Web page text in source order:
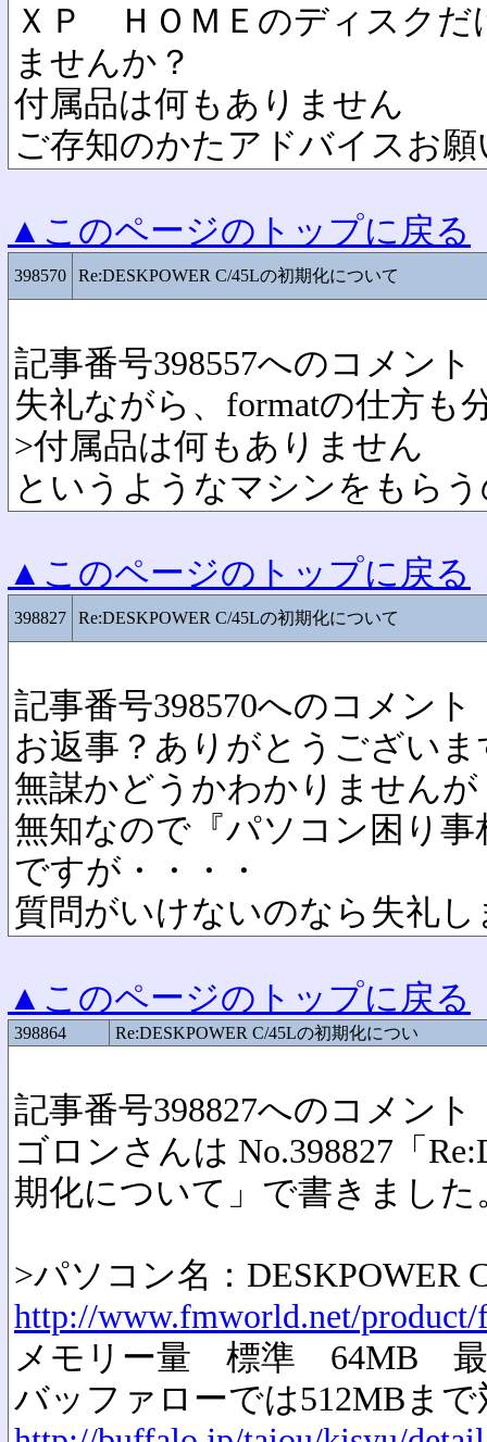
ＸＰ ＨＯＭＥのディスクだ
ませんか？
付属品は何もありません
ご存知のかたアドバイスお
▲このページのトップに戻る
398570 Re:DESKPOWER C/45Lの初期化について
記事番号398557へのコメント
失礼ながら、formatの仕方も
>付属品は何もありません
というようなマシンをもら
▲このページのトップに戻る
398827 Re:DESKPOWER C/45Lの初期化について
記事番号398570へのコメント
お返事？ありがとうございま
無謀かどうかわかりませんが
無知なので『パソコン困り
ですが・・・・
質問がいけないのなら失礼し
▲このページのトップに戻る
398864 Re:DESKPOWER C/45Lの初期化につい
記事番号398827へのコメント
ゴロンさんは No.398827「
期化について」で書きました
>パソコン名：DESKPOWER
http://www.fmworld.net/
メモリー量 標準 64MB
バッファローでは512MBまで